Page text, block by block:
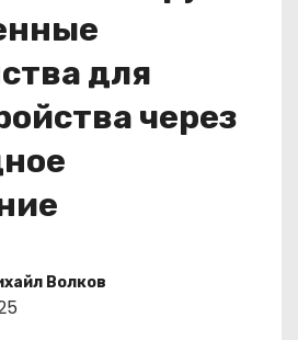
для
через
Волков